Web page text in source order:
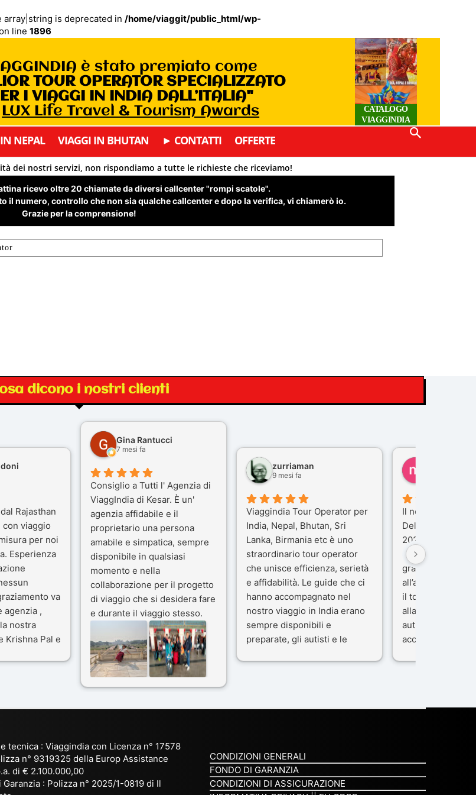
array|string is deprecated in /home/viaggit/public_html/wp-
line 1896
è stato premiato come
TOUR OPERATOR SPECIALIZZATO
I VIAGGI IN INDIA DALL’ITALIA"
LUX Life Travel & Tourism Awards
CATALOGO
VIAGGINDIA
NEPAL VIAGGI IN BHUTAN ► CONTATTI OFFERTE
dei nostri servizi, non rispondiamo a tutte le richieste che riceviamo!
ricevo oltre 20 chiamate da diversi callcenter "rompi scatole".
il numero, controllo che non sia qualche callcenter e dopo la verifica, vi chiamerò io.
Grazie per la comprensione!
dicono i nostri clienti
Rajasthan
con viaggio
per noi
Esperienza
va
agenzia ,
nostra
Krishna Pal e
agenzia
Gina Rantucci
7 mesi fa
Consiglio a Tutti l' Agenzia di
ViaggIndia di Kesar. È un'
agenzia affidabile e il
proprietario una persona
amabile e simpatica, sempre
disponibile in qualsiasi
momento e nella
collaborazione per il progetto
di viaggio che si desidera fare
e durante il viaggio stesso.
Siamo stati 3 settimane in
India a novembre 2025, 5
amici e il viaggio alla scoperta
del Rajasthan e Varanasi è
ai servizi dell' Agenzia con
per la scelta degli Hotel.
Kesar il proprietario dell'
prima di partire: molto
zurriaman
9 mesi fa
Viaggindia Tour Operator per
India, Nepal, Bhutan, Sri
Lanka, Birmania etc è uno
straordinario tour operator
che unisce efficienza, serietà
e affidabilità. Le guide che ci
hanno accompagnato nel
nostro viaggio in India erano
sempre disponibili e
preparate, gli autisti e le
livello e di grande
minimi particolari.
Consigliatissimo!
Il nostro viaggio
Delhi e Varanasi
2025), è stata
che porteremo
gran parte del
all’agenzia che
il tour con cura e
alla nostra guida
autista che ci
accompagnati
L’organizzazione
qualcosa di
non è stata solo
tecnica : Viaggindia con Licenza n° 17578
n° 9319325 della Europ Assistance
di € 2.100.000,00
Garanzia : Polizza n° 2025/1-0819 di Il
CONDIZIONI GENERALI
FONDO DI GARANZIA
CONDIZIONI DI ASSICURAZIONE